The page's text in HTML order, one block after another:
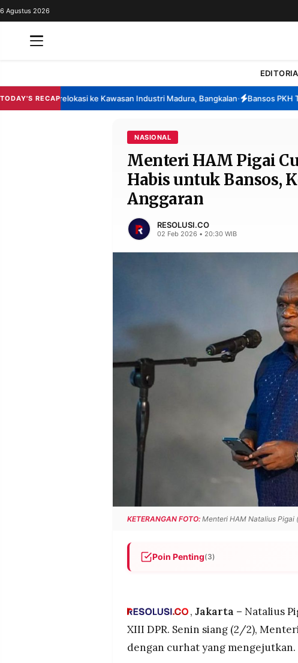
REDAKSI
SERVICE
6 Agustus 2026
TODAY'S RECAPDirelokasi ke Kawasan Industri Madura, Bangkalan• Bansos PKH
NASIONAL
Menteri HAM Pigai
Habis untuk Bansos,
Anggaran
RESOLUSI.CO
02 Feb 2026 • 20:30 WIB
KETERANGAN FOTO: Menteri HAM Natalius Pigai
Poin Penting(3)
SPPD yang tidak memungkinkan
Pigai menegaskan anggaran
ada alokasi untuk bansos, berbeda
, Jakarta – Natalius
XIII DPR. Senin siang (2/2),
dengan curhat yang